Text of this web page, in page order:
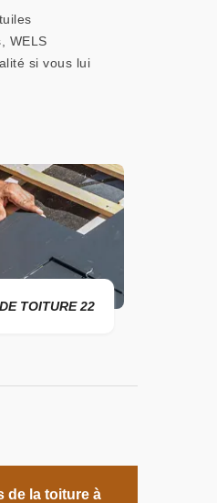
WELS
si vous lui
TOITURE 22
de la toiture à